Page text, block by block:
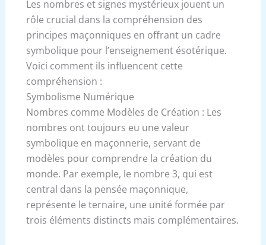
Les nombres et signes mystérieux jouent un
rôle crucial dans la compréhension des
principes maçonniques en offrant un cadre
symbolique pour l’enseignement ésotérique.
Voici comment ils influencent cette
compréhension :
Symbolisme Numérique
Nombres comme Modèles de Création : Les
nombres ont toujours eu une valeur
symbolique en maçonnerie, servant de
modèles pour comprendre la création du
monde. Par exemple, le nombre 3, qui est
central dans la pensée maçonnique,
représente le ternaire, une unité formée par
trois éléments distincts mais complémentaires.